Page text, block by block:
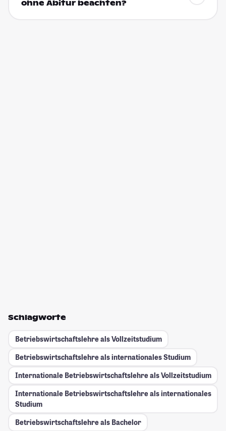
ohne Abitur beachten?
Schlagworte
Betriebswirtschaftslehre als Vollzeitstudium
Betriebswirtschaftslehre als internationales Studium
Internationale Betriebswirtschaftslehre als Vollzeitstudium
Internationale Betriebswirtschaftslehre als internationales
Studium
Betriebswirtschaftslehre als Bachelor